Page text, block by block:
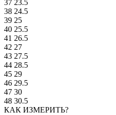
37 23.5
38 24.5
39 25
40 25.5
41 26.5
42 27
43 27.5
44 28.5
45 29
46 29.5
47 30
48 30.5
КАК ИЗМЕРИТЬ?